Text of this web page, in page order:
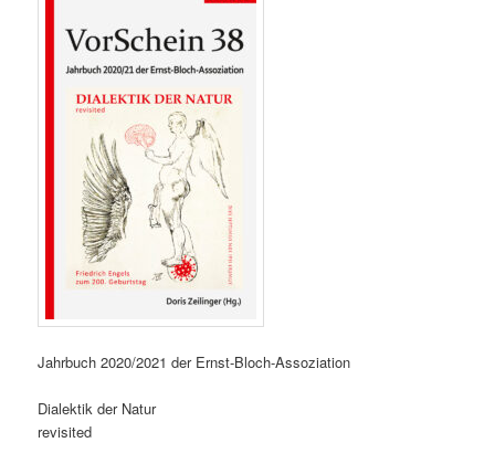
Jahrbuch 2020/2021 der Ernst-Bloch-Assoziation
Dialektik der Natur
revisited